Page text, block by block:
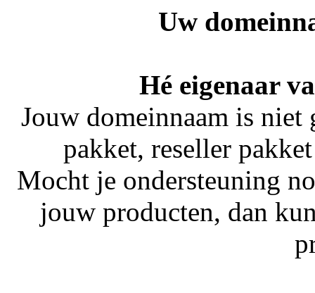
Uw
Hé eigenaar
Jouw domeinnaam is
pakket, reseller
Mocht je ondersteuning
jouw producten, dan